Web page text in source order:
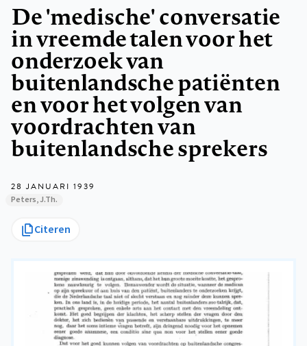
De 'medische' conversatie
in vreemde talen voor het
onderzoek van
buitenlandsche patiënten
en voor het volgen van
voordrachten van
buitenlandsche sprekers
28 JANUARI 1939
Peters, J.Th.
Citeren